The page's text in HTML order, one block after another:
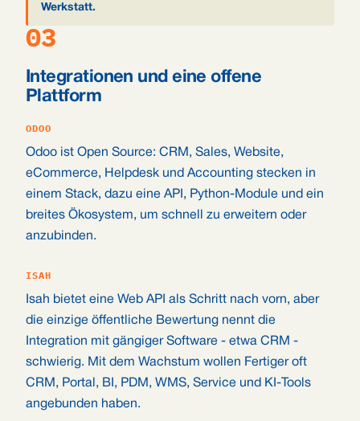
Werkstatt.
03
Integrationen und eine offene
Plattform
ODOO
Odoo ist Open Source: CRM, Sales, Website,
eCommerce, Helpdesk und Accounting stecken in
einem Stack, dazu eine API, Python-Module und ein
breites Ökosystem, um schnell zu erweitern oder
anzubinden.
ISAH
Isah bietet eine Web API als Schritt nach vorn, aber
die einzige öffentliche Bewertung nennt die
Integration mit gängiger Software - etwa CRM -
schwierig. Mit dem Wachstum wollen Fertiger oft
CRM, Portal, BI, PDM, WMS, Service und KI-Tools
angebunden haben.